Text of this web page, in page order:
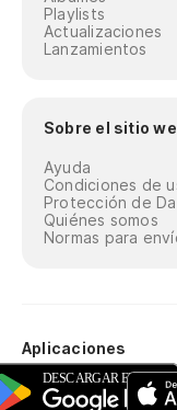
Playlists
Actualizaciones
Lanzamientos
Sobre el sitio
Ayuda
Condiciones de
Protección de
Quiénes somos
Normas para
Aplicaciones